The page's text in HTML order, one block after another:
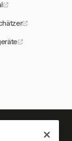
zu